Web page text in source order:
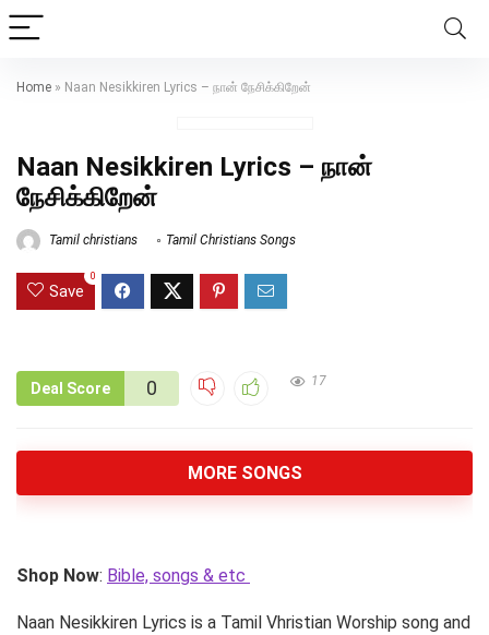
Home » Naan Nesikkiren Lyrics – நான் நேசிக்கிறேன்
Naan Nesikkiren Lyrics – நான்
நேசிக்கிறேன்
Tamil christians Tamil Christians Songs
Save
0
Deal Score 0 17
MORE SONGS
Shop Now: Bible, songs & etc
Naan Nesikkiren Lyrics is a Tamil Vhristian Worship song and